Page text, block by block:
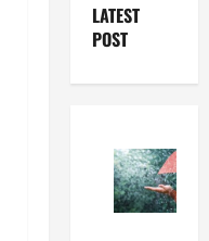
LATEST
POST